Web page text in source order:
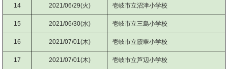
14 2021/06/29(火) 壱岐市立沼津小学校
15 2021/06/30(水) 壱岐市立三島小学校
16 2021/07/01(木) 壱岐市立霞翠小学校
17 2021/07/01(木) 壱岐市立芦辺小学校